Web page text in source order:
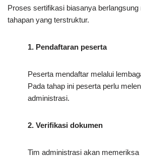
Proses sertifikasi biasanya berlangsung
tahapan yang terstruktur.
1. Pendaftaran peserta
Peserta mendaftar melalui
Pada tahap ini peserta perlu
administrasi.
2. Verifikasi dokumen
Tim administrasi akan